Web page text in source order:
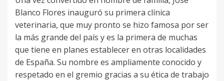
Blanco Flores inauguró su primera clínica
veterinaria, que muy pronto se hizo famosa por ser
la más grande del país y es la primera de muchas
que tiene en planes establecer en otras localidades
de España. Su nombre es ampliamente conocido y
respetado en el gremio gracias a su ética de trabajo